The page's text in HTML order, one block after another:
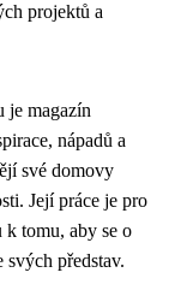
projektů a
je magazín
nápadů a
své domovy
Její práce je pro
k tomu, aby se o
představ.